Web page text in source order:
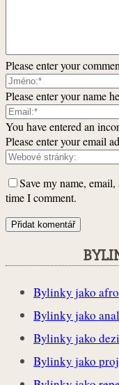
Please enter your
Please enter your name
You have entered an
Please enter your email
Save my name,
time I comment.
Bylinky jako
Bylinky jako
Bylinky jako
Bylinky jako